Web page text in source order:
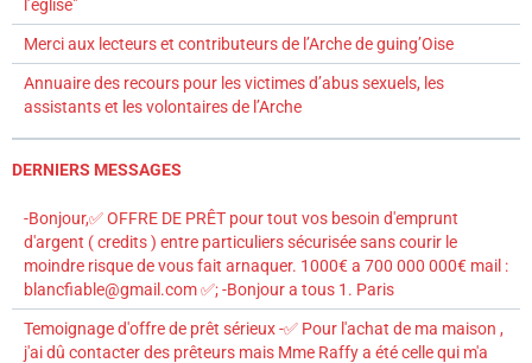
l’église"
Merci aux lecteurs et contributeurs de l’Arche de guing’Oise
Annuaire des recours pour les victimes d’abus sexuels, les
assistants et les volontaires de l’Arche
DERNIERS MESSAGES
-Bonjour,✅ OFFRE DE PRÊT pour tout vos besoin d'emprunt
d'argent ( credits ) entre particuliers sécurisée sans courir le
moindre risque de vous fait arnaquer. 1000€ a 700 000 000€ mail :
blancfiable@gmail.com ✅; -Bonjour a tous 1. Paris
Temoignage d'offre de prêt sérieux -✅ Pour l'achat de ma maison ,
j'ai dû contacter des prêteurs mais Mme Raffy a été celle qui m'a